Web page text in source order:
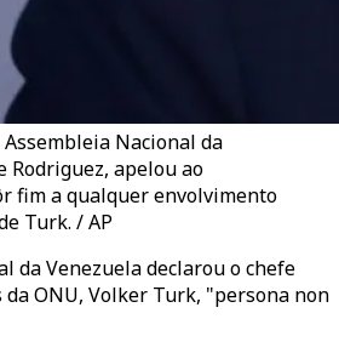
Nacional da
Rodriguez, apelou ao
fim a qualquer envolvimento
Turk. / AP
da Venezuela declarou o chefe
ONU, Volker Turk, "persona non